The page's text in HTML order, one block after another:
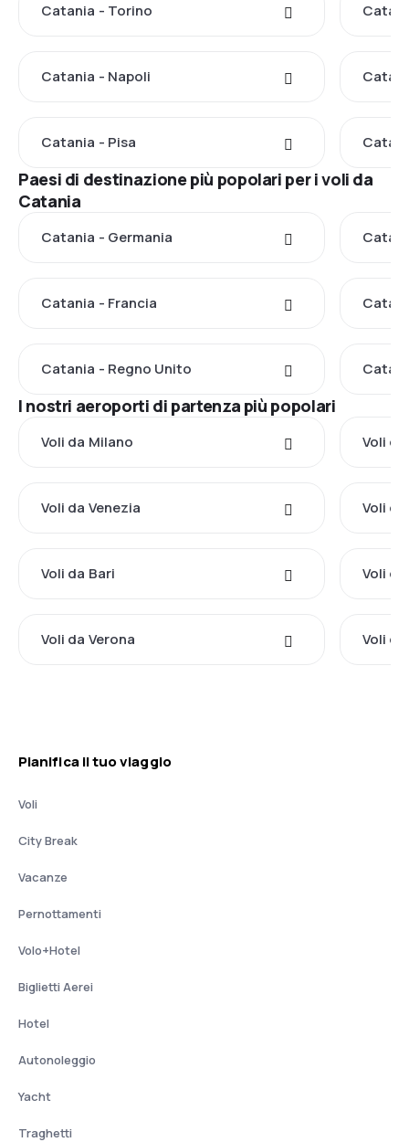
Catania - Torino
Catania - Napoli
Catania - Pisa
Paesi di destinazione più popolari per i voli da
Catania
Catania - Germania
Catania - Francia
Catania - Regno Unito
I nostri aeroporti di partenza più popolari
Voli da Milano Voli
Voli da Venezia Voli
Voli da Bari Voli
Voli da Verona Voli
Pianifica il tuo viaggio
Voli
City Break
Vacanze
Pernottamenti
Volo+Hotel
Biglietti Aerei
Hotel
Autonoleggio
Yacht
Traghetti